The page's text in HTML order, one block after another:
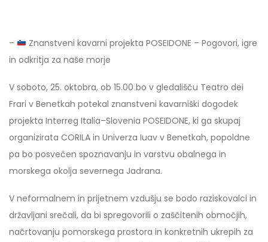
–
Znanstveni kavarni projekta POSEIDONE – Pogovori, igre
in odkritja za naše morje
V soboto, 25. oktobra, ob 15.00 bo v gledališču Teatro dei
Frari v Benetkah potekal znanstveni kavarniški dogodek
projekta Interreg Italia–Slovenia POSEIDONE, ki ga skupaj
organizirata CORILA in Univerza Iuav v Benetkah, popoldne
pa bo posvečen spoznavanju in varstvu obalnega in
morskega okolja severnega Jadrana.
V neformalnem in prijetnem vzdušju se bodo raziskovalci in
državljani srečali, da bi spregovorili o zaščitenih območjih,
načrtovanju pomorskega prostora in konkretnih ukrepih za